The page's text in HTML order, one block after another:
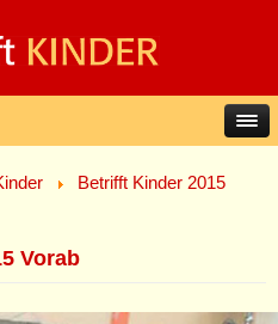
Betrifft Kinder 2015
Vorab